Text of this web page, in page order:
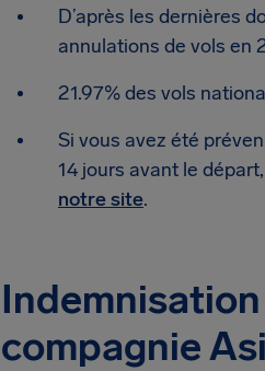
D’après les dernières
annulations de vols en
21.97% des vols
Si vous avez été
14 jours avant le
notre site.
compagnie